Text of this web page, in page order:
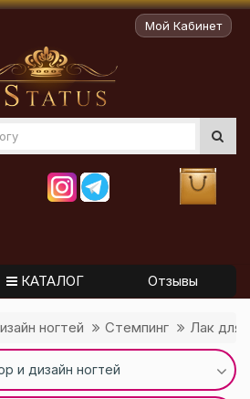
Мой Кабинет
КАТАЛОГ Отзывы
ногтей Стемпинг Лак для
и дизайн ногтей